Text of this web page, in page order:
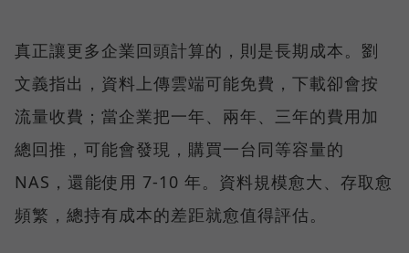
真正讓更多企業回頭計算的，則是長期成本。劉
文義指出，資料上傳雲端可能免費，下載卻會按
流量收費；當企業把一年、兩年、三年的費用加
總回推，可能會發現，購買一台同等容量的
NAS，還能使用 7-10 年。資料規模愈大、存取愈
頻繁，總持有成本的差距就愈值得評估。